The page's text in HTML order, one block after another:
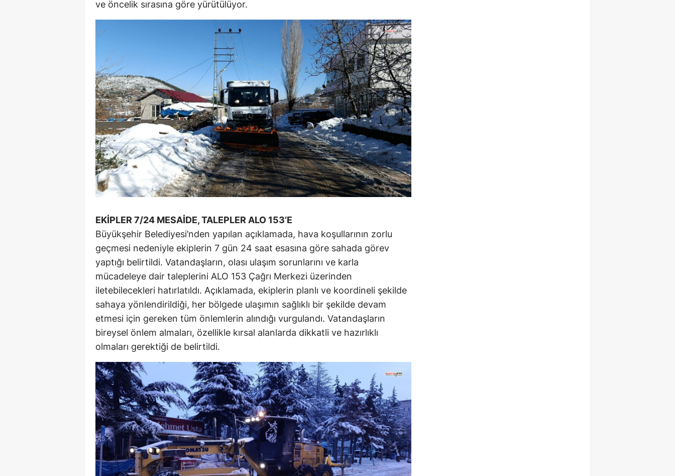
ve öncelik sırasına göre yürütülüyor.
EKİPLER 7/24 MESAİDE, TALEPLER ALO 153’E
Büyükşehir Belediyesi’nden yapılan açıklamada, hava koşullarının zorlu
geçmesi nedeniyle ekiplerin 7 gün 24 saat esasına göre sahada görev
yaptığı belirtildi. Vatandaşların, olası ulaşım sorunlarını ve karla
mücadeleye dair taleplerini ALO 153 Çağrı Merkezi üzerinden
iletebilecekleri hatırlatıldı. Açıklamada, ekiplerin planlı ve koordineli şekilde
sahaya yönlendirildiği, her bölgede ulaşımın sağlıklı bir şekilde devam
etmesi için gereken tüm önlemlerin alındığı vurgulandı. Vatandaşların
bireysel önlem almaları, özellikle kırsal alanlarda dikkatli ve hazırlıklı
olmaları gerektiği de belirtildi.